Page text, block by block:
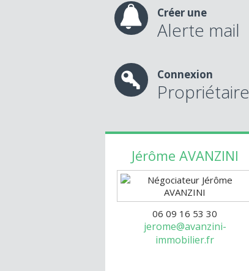
Créer une
Alerte mail
Connexion
Propriétaire
Jérôme AVANZINI
06 09 16 53 30
jerome@avanzini-
immobilier.fr